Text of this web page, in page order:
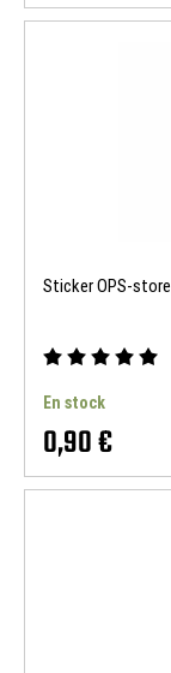
Sticker OPS-store
En stock
0,90 €